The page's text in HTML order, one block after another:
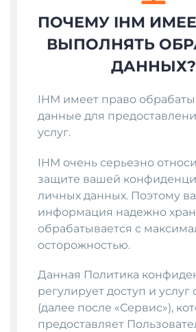
ПОЧЕМУ IHM
ВЫПОЛНЯТЬ
ДАННЫХ?
IHM имеет право
данные для
услуг.
IHM очень серьезно
защите вашей
личных данных. Поэтому
информация надежно
обрабатывается с
осторожностью.
Данная Политика
регулирует доступ и услуг
(далее после «Сервис»),
предоставляет